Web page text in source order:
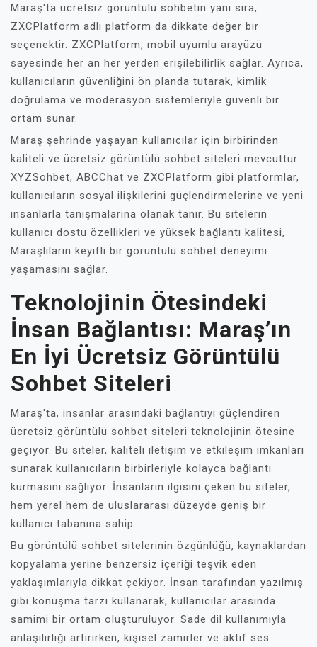
Maraş'ta ücretsiz görüntülü sohbetin yanı sıra,
ZXCPlatform adlı platform da dikkate değer bir
seçenektir. ZXCPlatform, mobil uyumlu arayüzü
sayesinde her an her yerden erişilebilirlik sağlar. Ayrıca,
kullanıcıların güvenliğini ön planda tutarak, kimlik
doğrulama ve moderasyon sistemleriyle güvenli bir
ortam sunar.
Maraş şehrinde yaşayan kullanıcılar için birbirinden
kaliteli ve ücretsiz görüntülü sohbet siteleri mevcuttur.
XYZSohbet, ABCChat ve ZXCPlatform gibi platformlar,
kullanıcıların sosyal ilişkilerini güçlendirmelerine ve yeni
insanlarla tanışmalarına olanak tanır. Bu sitelerin
kullanıcı dostu özellikleri ve yüksek bağlantı kalitesi,
Maraşlıların keyifli bir görüntülü sohbet deneyimi
yaşamasını sağlar.
Teknolojinin Ötesindeki
İnsan Bağlantısı: Maraş’ın
En İyi Ücretsiz Görüntülü
Sohbet Siteleri
Maraş'ta, insanlar arasındaki bağlantıyı güçlendiren
ücretsiz görüntülü sohbet siteleri teknolojinin ötesine
geçiyor. Bu siteler, kaliteli iletişim ve etkileşim imkanları
sunarak kullanıcıların birbirleriyle kolayca bağlantı
kurmasını sağlıyor. İnsanların ilgisini çeken bu siteler,
hem yerel hem de uluslararası düzeyde geniş bir
kullanıcı tabanına sahip.
Bu görüntülü sohbet sitelerinin özgünlüğü, kaynaklardan
kopyalama yerine benzersiz içeriği teşvik eden
yaklaşımlarıyla dikkat çekiyor. İnsan tarafından yazılmış
gibi konuşma tarzı kullanarak, kullanıcılar arasında
samimi bir ortam oluşturuluyor. Sade dil kullanımıyla
anlaşılırlığı artırırken, kişisel zamirler ve aktif ses